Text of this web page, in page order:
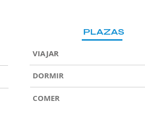
PLAZAS
VIAJAR
DORMIR
COMER